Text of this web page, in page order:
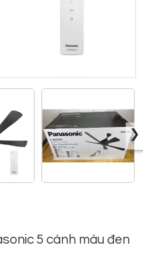
›
5 cánh màu đen